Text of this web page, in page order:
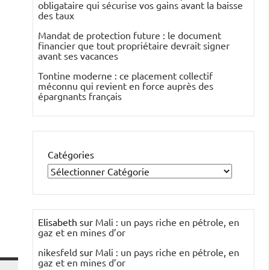
obligataire qui sécurise vos gains avant la baisse
des taux
Mandat de protection future : le document
financier que tout propriétaire devrait signer
avant ses vacances
Tontine moderne : ce placement collectif
méconnu qui revient en force auprès des
épargnants français
Catégories
Elisabeth sur Mali : un pays riche en pétrole, en
gaz et en mines d’or
nikesfeld sur Mali : un pays riche en pétrole, en
gaz et en mines d’or